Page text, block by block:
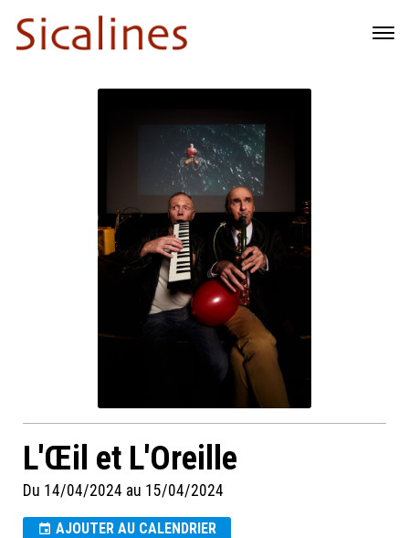
L'Œil et L'Oreille
Du 14/04/2024 au 15/04/2024
AJOUTER AU CALENDRIER